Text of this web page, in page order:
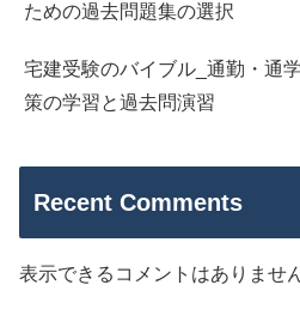
ための過去問題集の選択
宅建受験のバイブル_通勤・通
策の学習と過去問演習
Recent Comments
表示できるコメントはありません